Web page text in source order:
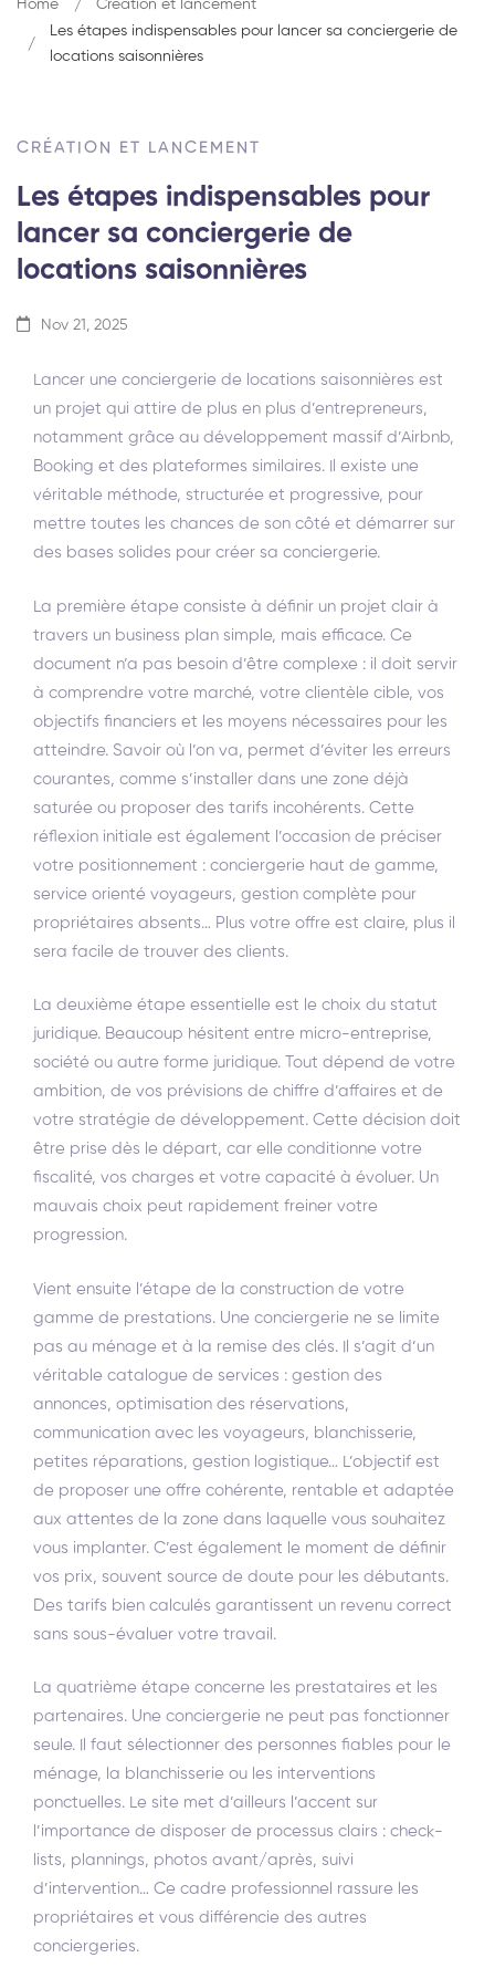
Home
Création et lancement
Les étapes indispensables pour lancer sa conciergerie de
locations saisonnières
CRÉATION ET LANCEMENT
Les étapes indispensables pour
lancer sa conciergerie de
locations saisonnières
Nov 21, 2025
Lancer une conciergerie de locations saisonnières est
un projet qui attire de plus en plus d’entrepreneurs,
notamment grâce au développement massif d’Airbnb,
Booking et des plateformes similaires. Il existe une
véritable méthode, structurée et progressive, pour
mettre toutes les chances de son côté et démarrer sur
des bases solides pour créer sa conciergerie.
La première étape consiste à définir un projet clair à
travers un business plan simple, mais efficace. Ce
document n’a pas besoin d’être complexe : il doit servir
à comprendre votre marché, votre clientèle cible, vos
objectifs financiers et les moyens nécessaires pour les
atteindre. Savoir où l’on va, permet d’éviter les erreurs
courantes, comme s’installer dans une zone déjà
saturée ou proposer des tarifs incohérents. Cette
réflexion initiale est également l’occasion de préciser
votre positionnement : conciergerie haut de gamme,
service orienté voyageurs, gestion complète pour
propriétaires absents… Plus votre offre est claire, plus il
sera facile de trouver des clients.
La deuxième étape essentielle est le choix du statut
juridique. Beaucoup hésitent entre micro-entreprise,
société ou autre forme juridique. Tout dépend de votre
ambition, de vos prévisions de chiffre d’affaires et de
votre stratégie de développement. Cette décision doit
être prise dès le départ, car elle conditionne votre
fiscalité, vos charges et votre capacité à évoluer. Un
mauvais choix peut rapidement freiner votre
progression.
Vient ensuite l’étape de la construction de votre
gamme de prestations. Une conciergerie ne se limite
pas au ménage et à la remise des clés. Il s’agit d’un
véritable catalogue de services : gestion des
annonces, optimisation des réservations,
communication avec les voyageurs, blanchisserie,
petites réparations, gestion logistique… L’objectif est
de proposer une offre cohérente, rentable et adaptée
aux attentes de la zone dans laquelle vous souhaitez
vous implanter. C’est également le moment de définir
vos prix, souvent source de doute pour les débutants.
Des tarifs bien calculés garantissent un revenu correct
sans sous-évaluer votre travail.
La quatrième étape concerne les prestataires et les
partenaires. Une conciergerie ne peut pas fonctionner
seule. Il faut sélectionner des personnes fiables pour le
ménage, la blanchisserie ou les interventions
ponctuelles. Le site met d’ailleurs l’accent sur
l’importance de disposer de processus clairs : check-
lists, plannings, photos avant/après, suivi
d’intervention… Ce cadre professionnel rassure les
propriétaires et vous différencie des autres
conciergeries.